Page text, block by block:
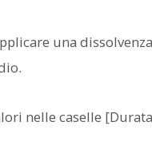
una
nelle caselle